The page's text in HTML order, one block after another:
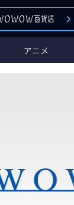
アニメ